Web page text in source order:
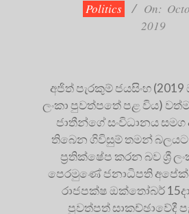
Politics On:
2019
අජිත් පැරකුම් ජයසිංහ
ලංකා පුවත්පතේ පළ විය)
ජාතීන්ගේ සංවිධානය
තිබෙන ගිවිසුම් තමන්
ප්‍රතික්ෂේප කරන බව ශ්‍රී
පෙරමුණේ ජනාධිපති
රාජපක්ෂ ඔක්තෝබර්
පුවත්පත් සාකච්ඡාවේදී